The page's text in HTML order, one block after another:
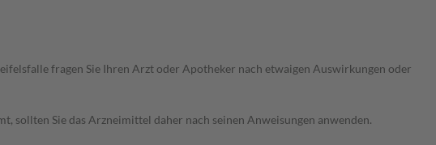
fragen Sie Ihren Arzt oder Apotheker nach etwaigen Auswirkungen oder
sollten Sie das Arzneimittel daher nach seinen Anweisungen anwenden.